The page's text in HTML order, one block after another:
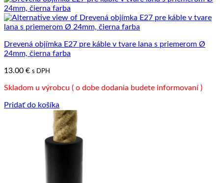
Drevená objímka E27 pre káble v tvare lana s priemerom Ø
24mm, čierna farba
13.00 € s DPH
Skladom u výrobcu ( o dobe dodania budete informovaní )
Pridať do košíka